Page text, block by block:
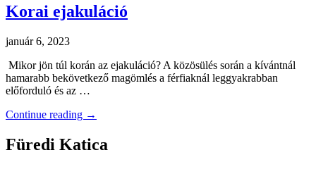
Korai ejakuláció
január 6, 2023
Mikor jön túl korán az ejakuláció? A közösülés során a kívántnál
hamarabb bekövetkező magömlés a férfiaknál leggyakrabban
előforduló és az …
Continue reading →
Füredi Katica